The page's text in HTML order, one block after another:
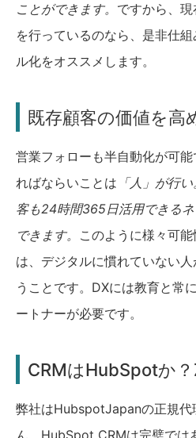
ことができます。 ですから、
を行っているのなら、是非仕
ル化をオススメします。
既存顧客の価値を高
営業フォローも半自動化が可
ればならいことは 「人」が行
客も24時間365日活用できる
できます。 このように様々可
は、デジタルに慣れていない
うことです。DXには教育と常
ートナーが必要です。
CRMはHubSpotか？
弊社はHubspotJapanの正規代